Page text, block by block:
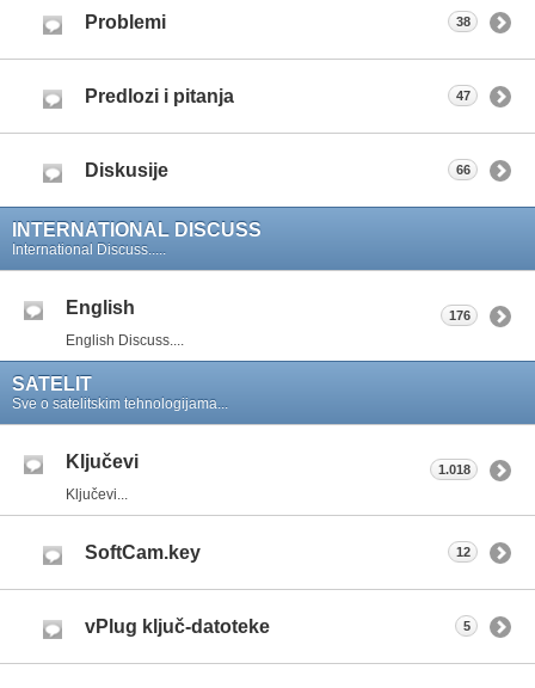
Problemi 38
Predlozi i pitanja 47
Diskusije 66
INTERNATIONAL DISCUSS
International Discuss.....
English
English Discuss....
176
SATELIT
Sve o satelitskim tehnologijama...
Ključevi
Ključevi...
1.018
SoftCam.key 12
vPlug ključ-datoteke 5